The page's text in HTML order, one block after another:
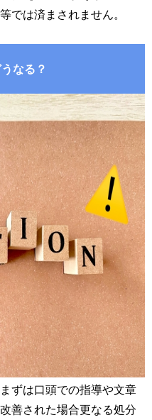
では済まされません。
なる？
ずは口頭での指導や文章
善された場合更なる処分